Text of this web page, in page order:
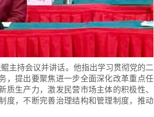
主持会议并讲话。他指出学习贯彻党的二
，提出要聚焦进一步全面深化改革重点任
生产力，激发民营市场主体的积极性、
度，不断完善治理结构和管理制度，推动